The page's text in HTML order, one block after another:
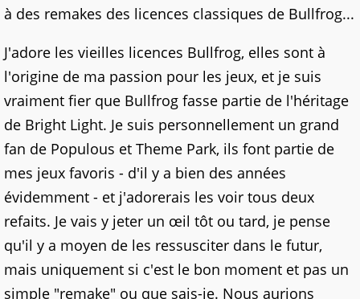
à des remakes des licences classiques de Bullfrog...
J'adore les vieilles licences Bullfrog, elles sont à
l'origine de ma passion pour les jeux, et je suis
vraiment fier que Bullfrog fasse partie de l'héritage
de Bright Light. Je suis personnellement un grand
fan de Populous et Theme Park, ils font partie de
mes jeux favoris - d'il y a bien des années
évidemment - et j'adorerais les voir tous deux
refaits. Je vais y jeter un œil tôt ou tard, je pense
qu'il y a moyen de les ressusciter dans le futur,
mais uniquement si c'est le bon moment et pas un
simple "remake" ou que sais-je. Nous aurions